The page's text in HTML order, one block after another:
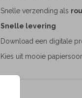
Snelle verzending als
Snelle levering
Download een digitale
Kies uit mooie